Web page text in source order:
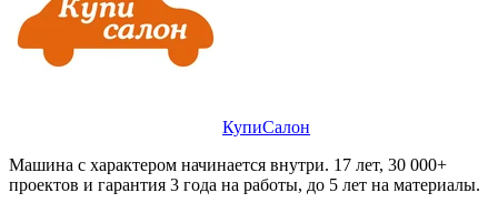
КупиСалон
Машина с характером начинается внутри. 17 лет, 30 000+
проектов и гарантия 3 года на работы, до 5 лет на материалы.